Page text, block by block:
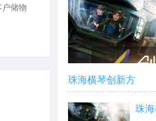
珠海横琴创新方
珠
储物